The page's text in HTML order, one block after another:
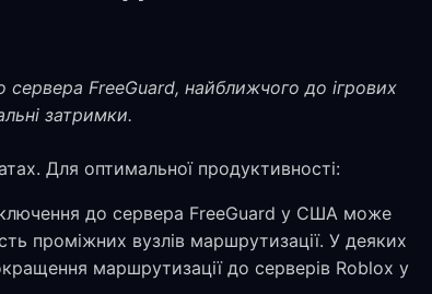
FreeGuard, найближчого до ігрових
затримки.
Для оптимальної продуктивності:
до сервера FreeGuard у США може
проміжних вузлів маршрутизації. У деяких
маршрутизації до серверів Roblox у